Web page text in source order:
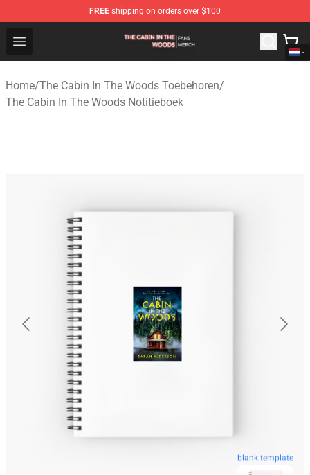
FREE shipping on orders over $100
Open menu
The Cabin In The Woods Shop - Official The Cabin In
Home/The Cabin In The Woods Toebehoren/
The Cabin In The Woods Notitieboek
blank template